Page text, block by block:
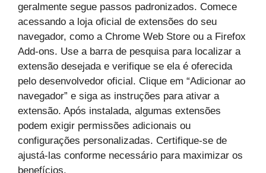
geralmente segue passos padronizados. Comece
acessando a loja oficial de extensões do seu
navegador, como a Chrome Web Store ou a Firefox
Add-ons. Use a barra de pesquisa para localizar a
extensão desejada e verifique se ela é oferecida
pelo desenvolvedor oficial. Clique em “Adicionar ao
navegador” e siga as instruções para ativar a
extensão. Após instalada, algumas extensões
podem exigir permissões adicionais ou
configurações personalizadas. Certifique-se de
ajustá-las conforme necessário para maximizar os
benefícios.